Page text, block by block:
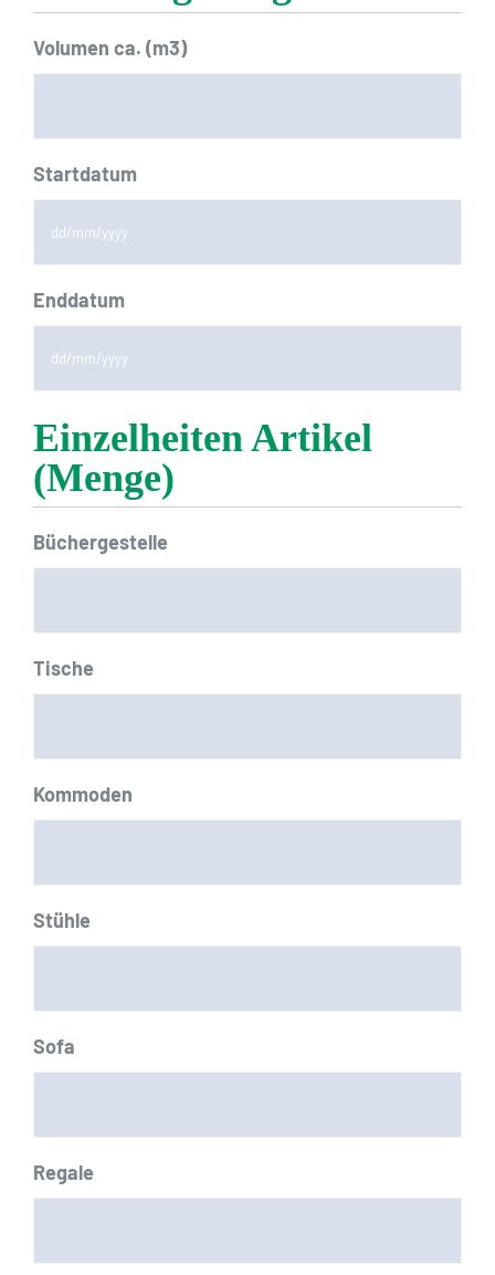
Volumen ca. (m3)
Startdatum
Schrägstrich
MM
Enddatum
Schrägstrich
MM
Schrägstrich
JJJJ
Einzelheiten Artikel
(Menge)
Büchergestelle
Tische
Kommoden
Stühle
Sofa
Regale